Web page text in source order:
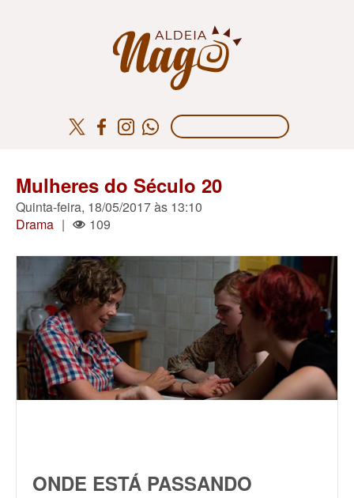
Mulheres do Século 20
Quinta-feira, 18/05/2017 às 13:10
Drama | 109
ONDE ESTÁ PASSANDO